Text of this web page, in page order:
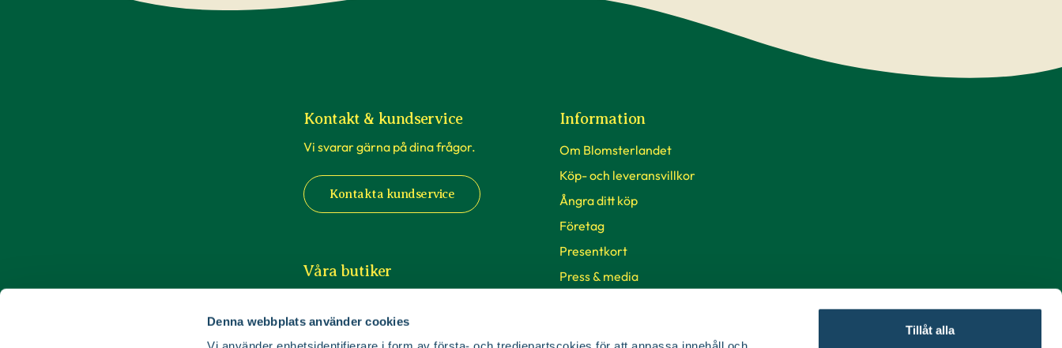
Denna webbplats använder cookies
Tillåt alla
Kontakt & kundservice
Vi svarar gärna på dina frågor.
Kontakta kundservice
Våra butiker
butiker i Sverige. Från Malmö i syd
till Luleå i norr.
Information
Om Blomsterlandet
Köp- och leveransvillkor
Ångra ditt köp
Företag
Presentkort
Press & media